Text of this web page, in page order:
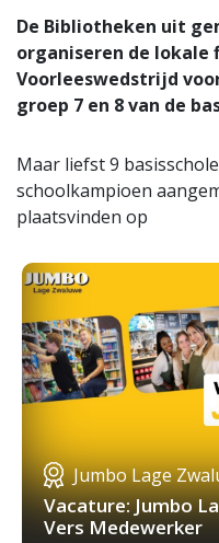
De Bibliotheken uit
organiseren de lokale
Voorleeswedstrijd
groep 7 en 8 van de
Maar liefst 9
schoolkampioen
plaatsvinden op
Jumbo Lage
Vacature: Jumbo
Vers Medewerker